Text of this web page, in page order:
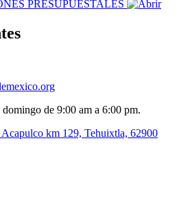
PRESUPUESTALES
de 9:00 am a 6:00 pm.
km 129, Tehuixtla, 62900